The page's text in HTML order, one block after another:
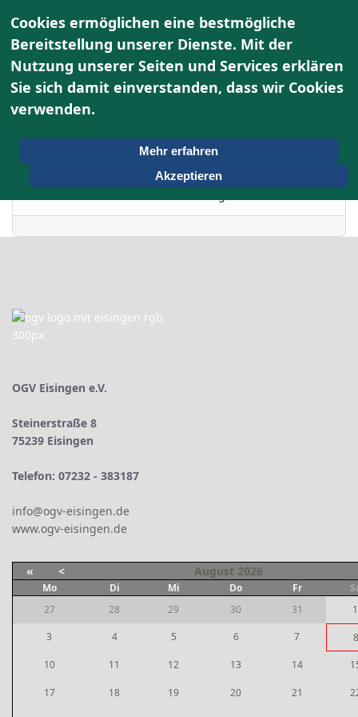
Terminkalender
Montag, 17. November
OGV Eisingen e.V.
Steinerstraße 8
75239 Eisingen
Telefon: 07232 - 383187
info@ogv-eisingen.de
www.ogv-eisingen.de
« < August 2026
Mo Di Mi Do Fr
27
28 29 30 31
1
3
4 5 6 7
8
10
11 12 13 14
17 18 19 20 21
Cookies ermöglichen eine bestmögliche
Bereitstellung unserer Dienste. Mit der
Nutzung unserer Seiten und Services erklären
Sie sich damit einverstanden, dass wir Cookies
verwenden.
Mehr erfahren
Akzeptieren